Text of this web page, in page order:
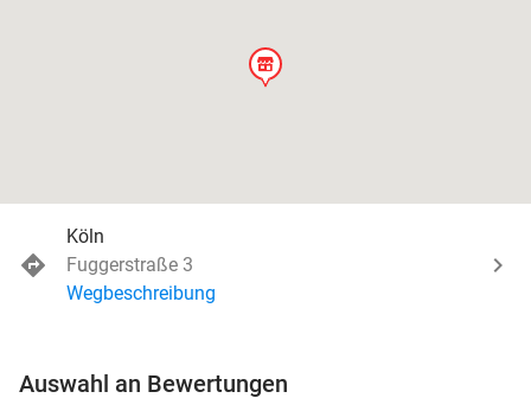
store
Köln
Fuggerstraße 3
Wegbeschreibung
Auswahl an Bewertungen